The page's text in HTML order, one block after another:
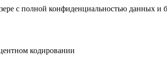
с полной конфиденциальностью данных и
кодировании